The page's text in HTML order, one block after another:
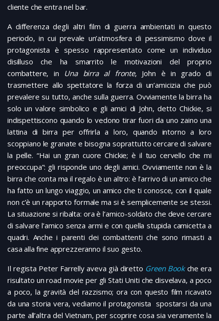
cliente che entra nel bar.
A differenza degli altri film di guerra ambientati in questo
periodo, in cui prevale un’atmosfera di pessimismo dove il
protagonista è spesso rappresentato come un individuo
disilluso che ha smarrito le motivazioni del proprio
combattere, in Una birra al fronte, John è in grado di
trasmettere allo spettatore la forza di un’amicizia che può
prevalere su tutto, anche sulla guerra. Ovviamente la birra ha
solo un valore simbolico e gli amici di John, detto Chickie, si
indispettiscono quando lo vedono tirar fuori da uno zaino una
lattina di birra per offrirla a loro, quando intorno a loro
scoppiano le granate e bisogna soprattutto cercare di salvare
la pelle. “Hai un gran cuoreChickie; è il tuo cervello che mi
preoccupa”: gli risponde uno degli amici. Ovviamente non è la
birra che conta ma il regalo è un altro: è l’arrivo di un amico che
ha fatto un lungo viaggio, un amico che ti conosce, con il quale
non c’è un rapporto formale ma si è semplicemente se stessi.
La situazione si ribalta: ora è l’amico-soldato che deve cercare
di salvare l’amico senza armi e con quella stupida camicetta a
quadri. Anche i parenti dei combattenti che sono rimasti a
casa alla fine apprezzeranno il suo gesto.
Il regista Peter Farrelly aveva già diretto Green Bookche era
risultato un road movie per gli Stati Uniti che disvelava, a poco
a poco, la gravità del razzismo; ora con questo film ricavato
da una storia vera, vediamo il protagonista spostarsi da una
parte all’altra del Vietnam, per scoprire cosa sia veramente la